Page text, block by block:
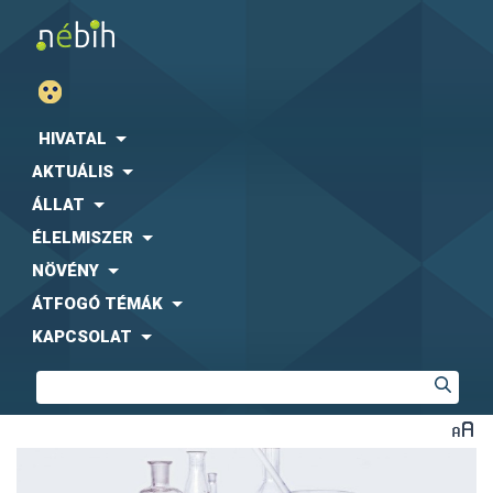
HIVATAL
AKTUÁLIS
ÁLLAT
ÉLELMISZER
NÖVÉNY
ÁTFOGÓ TÉMÁK
KAPCSOLAT